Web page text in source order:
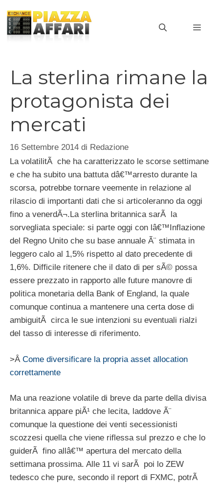
contenuto
La sterlina rimane la
protagonista dei
mercati
16 Settembre 2014 di Redazione
La volatilitÃ che ha caratterizzato le scorse settimane
e che ha subito una battuta dâ€™arresto durante la
scorsa, potrebbe tornare veemente in relazione al
rilascio di importanti dati che si articoleranno da oggi
fino a venerdÃ¬. La sterlina britannica sarÃ la
sorvegliata speciale: si parte oggi con lâ€™Inflazione
del Regno Unito che su base annuale Ã¨ stimata in
leggero calo al 1,5% rispetto al dato precedente di
1,6%. Difficile ritenere che il dato di per sÃ© possa
essere prezzato in rapporto alle future manovre di
politica monetaria della Bank of England, la quale
comunque continua a mantenere una certa dose di
ambiguitÃ circa le sue intenzioni su eventuali rialzi
del tasso di interesse di riferimento.
>Â Come diversificare la propria asset allocation
correttamente
Ma una reazione volatile di breve da parte della divisa
britannica appare piÃ¹ che lecita, laddove Ã¨
comunque la questione dei venti secessionisti
scozzesi quella che viene riflessa sul prezzo e che lo
guiderÃ fino allâ€™ apertura del mercato della
settimana prossima. Alle 11 vi sarÃ poi lo ZEW
tedesco che pure, secondo il report di FXMC, potrÃ